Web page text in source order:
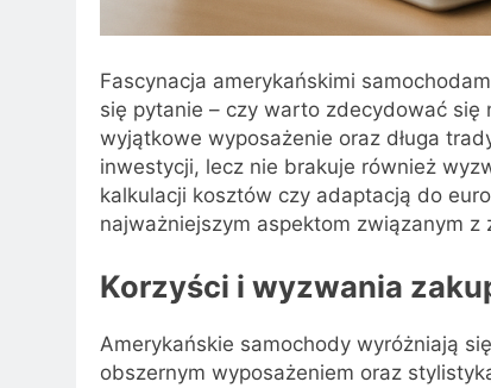
Fascynacja amerykańskimi
się pytanie – czy warto zdecydować się
wyjątkowe wyposażenie oraz długa
inwestycji, lecz nie brakuje również
kalkulacji kosztów czy adaptacją do
najważniejszym aspektom związanym z
Korzyści i wyzwania
Amerykańskie samochody wyróżniają
obszernym wyposażeniem oraz